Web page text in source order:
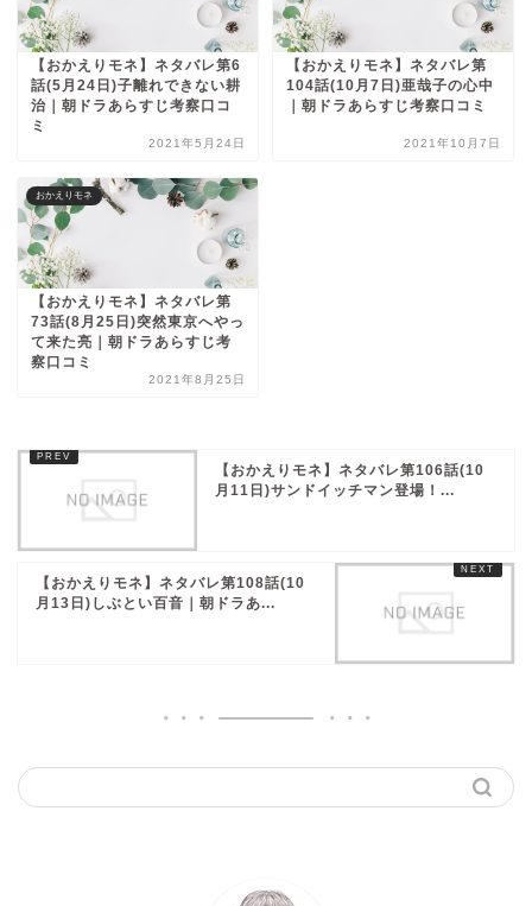
【おかえりモネ】ネタバレ第6
話(5月24日)子離れできない耕
治｜朝ドラあらすじ考察口コ
ミ
2021年5月24日
【おかえりモネ】ネタバレ第
104話(10月7日)亜哉子の心中
｜朝ドラあらすじ考察口コミ
2021年10月7日
おかえりモネ
【おかえりモネ】ネタバレ第
73話(8月25日)突然東京へやっ
て来た亮｜朝ドラあらすじ考
察口コミ
2021年8月25日
【おかえりモネ】ネタバレ第106話(10
月11日)サンドイッチマン登場！...
【おかえりモネ】ネタバレ第108話(10
月13日)しぶとい百音｜朝ドラあ...